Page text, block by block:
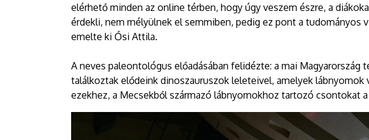
elérhető minden az online térben, hogy úgy veszem észre, a
érdekli, nem mélyülnek el semmiben, pedig ez pont a tudományos
emelte ki Ősi Attila.
A neves paleontológus előadásában felidézte: a mai Magyarország
találkoztak elődeink dinoszauruszok leleteivel, amelyek lábnyomok
ezekhez, a Mecsekből származó lábnyomokhoz tartozó csontokat